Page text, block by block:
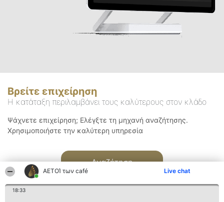
ΑΕΤΟΊ των café Live chat
18:33
Βρείτε επιχείρηση
Η κατάταξη περιλαμβάνει τους καλύτερους στον κλάδο
Ψάχνετε επιχείρηση; Ελέγξτε τη μηχανή αναζήτησης.
Χρησιμοποιήστε την καλύτερη υπηρεσία
Αναζήτηση